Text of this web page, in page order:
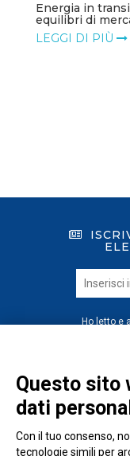
Energia in
equilibri di
LEGGI DI PIÙ
Ho letto e
Questo sito
dati
Con il tuo consenso,
tecnologie simili per